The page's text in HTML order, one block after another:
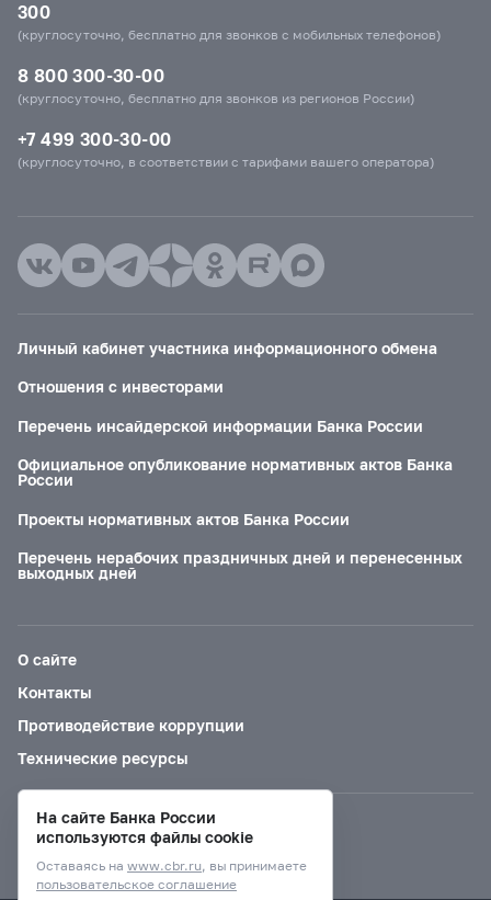
300
(круглосуточно, бесплатно для звонков с мобильных телефонов)
8 800 300-30-00
(круглосуточно, бесплатно для звонков из регионов России)
+7 499 300-30-00
(круглосуточно, в соответствии с тарифами вашего оператора)
Личный кабинет участника информационного обмена
Отношения с инвесторами
Перечень инсайдерской информации Банка России
Официальное опубликование нормативных актов Банка
России
Проекты нормативных актов Банка России
Перечень нерабочих праздничных дней и перенесенных
выходных дней
О сайте
Контакты
Противодействие коррупции
Технические ресурсы
Версия для слабовидящих
На сайте Банка России
используются файлы cookie
Оставаясь на www.cbr.ru, вы принимаете
пользовательское соглашение